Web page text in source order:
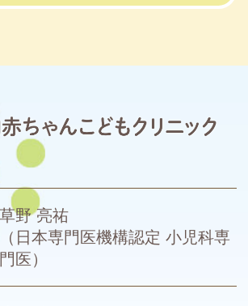
草野 亮祐
（日本専門医機構認定 小児科専
門医）